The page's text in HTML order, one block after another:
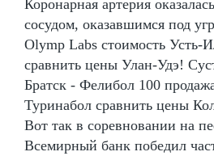
Коронарная артерия
сосудом, оказавшимся под
Olymp Labs стоимость Усть-
сравнить цены Улан-Удэ!
Братск - Фелибол 100
Туринабол сравнить цены
Вот так в соревновании на
Всемирный банк победил